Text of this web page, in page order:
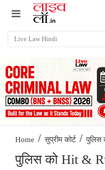
Home / सुप्रीम कोर्ट / पुलिस
पुलिस को Hit &